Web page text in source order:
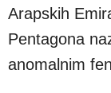
Arapskih
Pentagona
anomalnim